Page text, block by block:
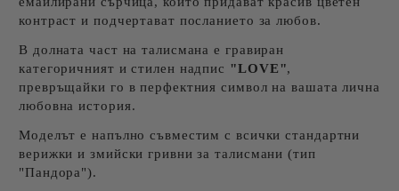
контраст и подчертават посланието за любов.
В долната част на талисмана е гравиран
категоричният и стилен надпис "LOVE",
превръщайки го в перфектния символ на вашата лична
любовна история.
Моделът е напълно съвместим с всички стандартни
верижки и змийски гривни за талисмани (тип
"Пандора").